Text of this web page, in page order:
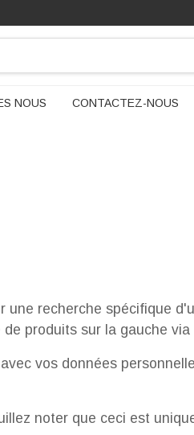
NOUS CONTACTEZ-NOUS
recherche spécifique
produits sur la gauche
vos données
noter que ceci est